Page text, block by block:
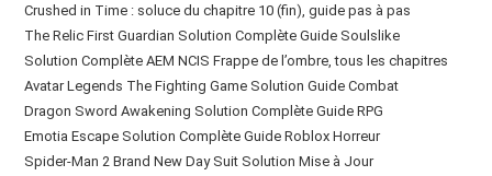
Crushed in Time : soluce du chapitre 10 (fin), guide pas à pas
The Relic First Guardian Solution Complète Guide Soulslike
Solution Complète AEM NCIS Frappe de l’ombre, tous les chapitres
Avatar Legends The Fighting Game Solution Guide Combat
Dragon Sword Awakening Solution Complète Guide RPG
Emotia Escape Solution Complète Guide Roblox Horreur
Spider-Man 2 Brand New Day Suit Solution Mise à Jour